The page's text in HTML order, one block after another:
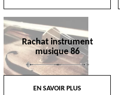
Rachat instrument
musique 86
EN SAVOIR PLUS